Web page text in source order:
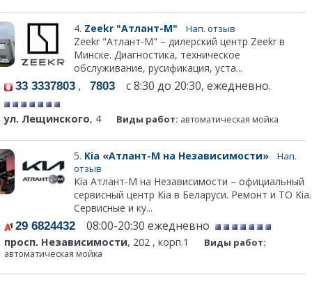
4. Zeekr "Атлант-М" Нап. отзыв
Zeekr "Атлант-М" – дилерский центр Zeekr в
Минске. Диагностика, техническое
обслуживание, русификация, уста...
33 3337803 , 7803 с 8:30 до 20:30, ежедневно.
ул. Лещинского, 4 Виды работ: автоматическая мойка
5. Kia «Атлант-М на Независимости»
Нап.
отзыв
Kia Атлант-М на Независимости – официальный
сервисный центр Kia в Беларуси. Ремонт и ТО Kia.
Сервисные и ку...
29 6824432 08:00-20:30 ежедневно
просп. Независимости, 202 , корп.1
Виды работ:
автоматическая мойка